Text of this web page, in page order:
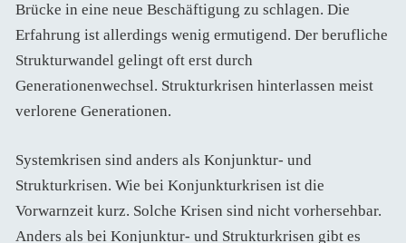
Brücke in eine neue Beschäftigung zu schlagen. Die
Erfahrung ist allerdings wenig ermutigend. Der berufliche
Strukturwandel gelingt oft erst durch
Generationenwechsel. Strukturkrisen hinterlassen meist
verlorene Generationen.
Systemkrisen sind anders als Konjunktur- und
Strukturkrisen. Wie bei Konjunkturkrisen ist die
Vorwarnzeit kurz. Solche Krisen sind nicht vorhersehbar.
Anders als bei Konjunktur- und Strukturkrisen gibt es